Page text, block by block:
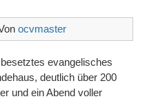
ocvmaster
evangelisches
deutlich über 200
und ein Abend voller